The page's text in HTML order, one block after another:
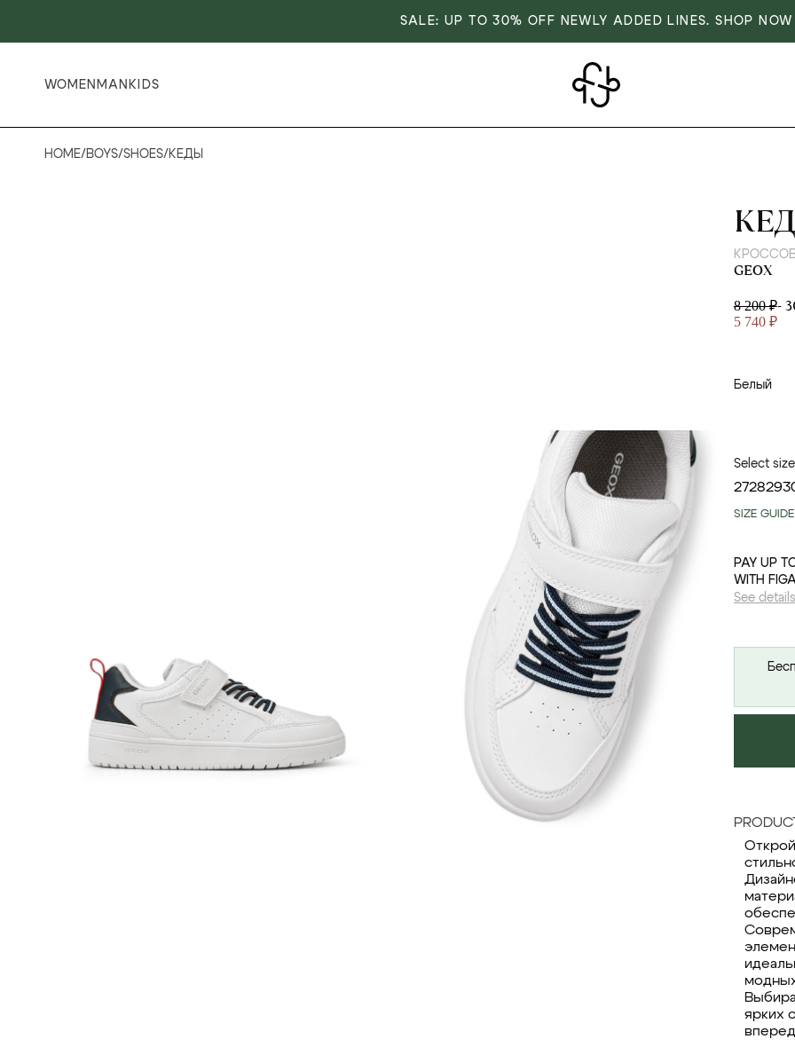
SALE: UP TO 30% OFF NEWLY ADDED LINES. SHOP NOW
WOMEN MAN KIDS
HOME/ BOYS/SHOES/ КЕДЫ
GEOX
8 200 ₽-
5 740 ₽
Белый
Select size
272829
SIZE GUIDE
PAY UP
WITH
See details
ярких